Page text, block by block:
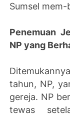
Sumsel
Penemuan
NP yang
tahun, NP,
gereja. NP
tewas